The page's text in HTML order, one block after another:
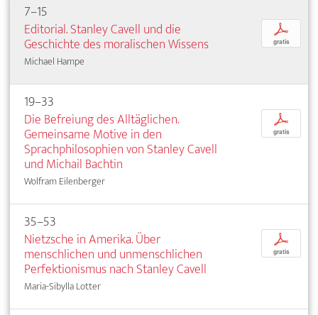
7–15
Editorial. Stanley Cavell und die
Geschichte des moralischen Wissens
Michael Hampe
p
gratis
19–33
Die Befreiung des Alltäglichen.
Gemeinsame Motive in den
Sprachphilosophien von Stanley Cavell
und Michail Bachtin
Wolfram Eilenberger
p
gratis
35–53
Nietzsche in Amerika. Über
menschlichen und unmenschlichen
Perfektionismus nach Stanley Cavell
Maria-Sibylla Lotter
p
gratis